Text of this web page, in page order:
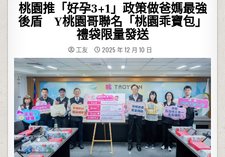
桃園推「好孕3+1」政策做爸媽最強
後盾 Y桃園哥聯名「桃園乖寶包」
禮袋限量發送
工友 2025 年 12 月 10 日